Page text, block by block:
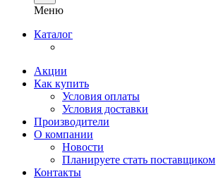
Меню
Каталог
Акции
Как купить
Условия оплаты
Условия доставки
Производители
О компании
Новости
Планируете стать поставщиком
Контакты